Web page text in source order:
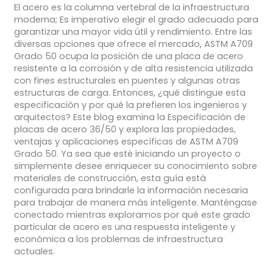
El acero es la columna vertebral de la infraestructura
moderna; Es imperativo elegir el grado adecuado para
garantizar una mayor vida útil y rendimiento. Entre las
diversas opciones que ofrece el mercado, ASTM A709
Grado 50 ocupa la posición de una placa de acero
resistente a la corrosión y de alta resistencia utilizada
con fines estructurales en puentes y algunas otras
estructuras de carga. Entonces, ¿qué distingue esta
especificación y por qué la prefieren los ingenieros y
arquitectos? Este blog examina la Especificación de
placas de acero 36/50 y explora las propiedades,
ventajas y aplicaciones específicas de ASTM A709
Grado 50. Ya sea que esté iniciando un proyecto o
simplemente desee enriquecer su conocimiento sobre
materiales de construcción, esta guía está
configurada para brindarle la información necesaria
para trabajar de manera más inteligente. Manténgase
conectado mientras exploramos por qué este grado
particular de acero es una respuesta inteligente y
económica a los problemas de infraestructura
actuales.